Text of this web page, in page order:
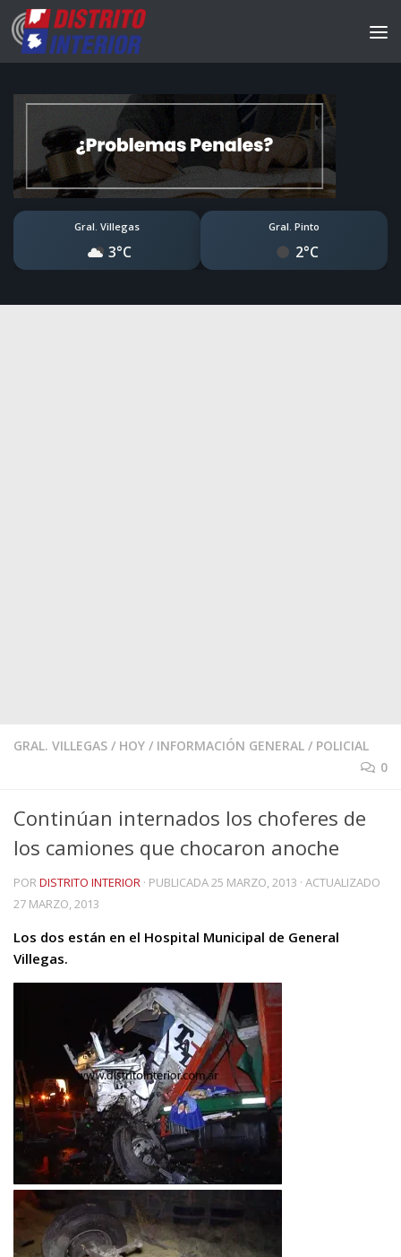
Gral. Villegas
3°C
Gral. Pinto
2°C
GRAL. VILLEGAS / HOY / INFORMACIÓN GENERAL / POLICIAL
0
Continúan internados los choferes de
los camiones que chocaron anoche
PORDISTRITO INTERIOR · PUBLICADA25 MARZO, 2013 · ACTUALIZADO
27 MARZO, 2013
Los dos están en el Hospital Municipal de General
Villegas.